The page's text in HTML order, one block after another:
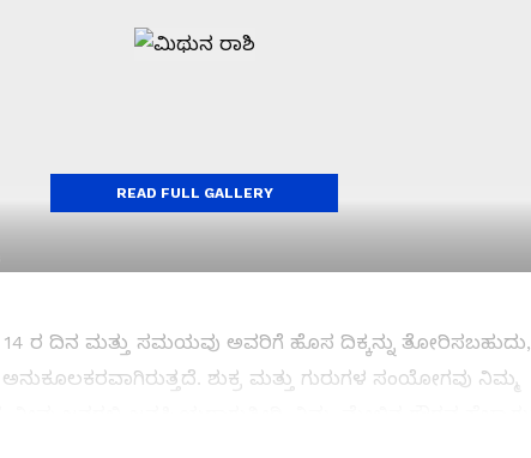
ರ ದಿನ ಮತ್ತು ಸಮಯವು ಅವರಿಗೆ ಹೊಸ ದಿಕ್ಕನ್ನು ತೋರಿಸಬಹುದು,
ಶುಕ್ರ ಮತ್ತು ಗುರುಗಳ ಸಂಯೋಗವು ನಿಮ್ಮ
READ FULL GALLERY